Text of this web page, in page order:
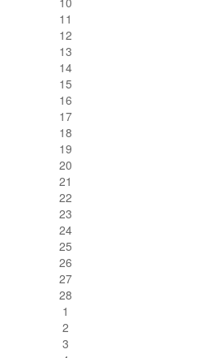
11
12
13
14
15
16
17
18
19
20
21
22
23
24
25
26
27
28
1
2
3